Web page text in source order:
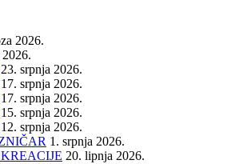
2026.
23. srpnja 2026.
17. srpnja 2026.
17. srpnja 2026.
15. srpnja 2026.
12. srpnja 2026.
1. srpnja 2026.
20. lipnja 2026.